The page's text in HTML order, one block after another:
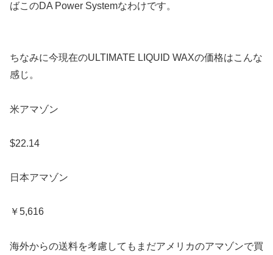
ばこのDA Power Systemなわけです。
ちなみに今現在のULTIMATE LIQUID WAXの価格はこんな
感じ。
米アマゾン
$22.14
日本アマゾン
￥5,616
海外からの送料を考慮してもまだアメリカのアマゾンで買